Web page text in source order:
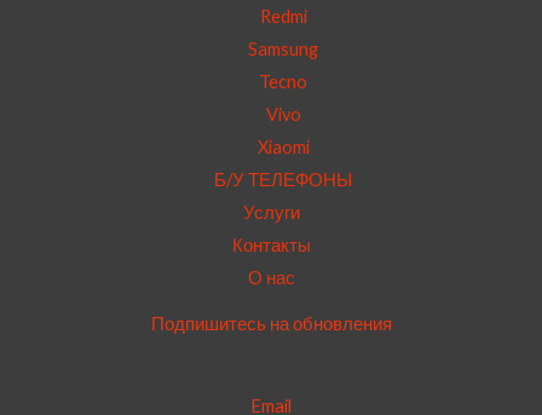
Redmi
Samsung
Tecno
Vivo
Xiaomi
Б/У ТЕЛЕФОНЫ
Услуги
Контакты
О нас
Подпишитесь на обновления
Email